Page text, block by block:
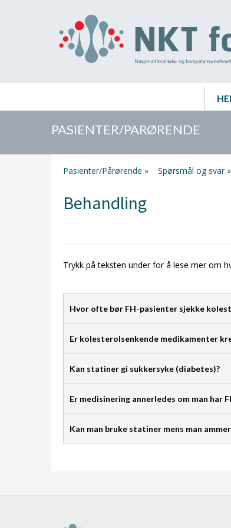
PASIENTER/PARØRENDE
Pasienter/Pårørende » Spørsmål og svar »
Behandling
Trykk på teksten under for å lese mer om
Hvor ofte bør FH-pasienter sjekke
Er kolesterolsenkende medikamenter
Kan statiner gi sukkersyke (diabetes)?
Er medisinering annerledes om man har
Kan man bruke statiner mens man